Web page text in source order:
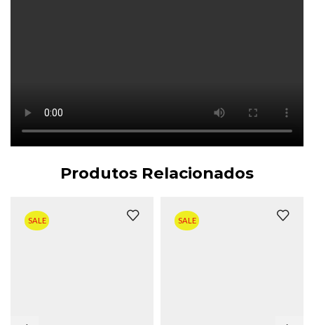
Produtos Relacionados
SALE SALE